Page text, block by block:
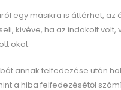
egy másikra is áttérhet, az
kivéve, ha az indokolt volt,
okot.
annak felfedezése után
a hiba felfedezésétől